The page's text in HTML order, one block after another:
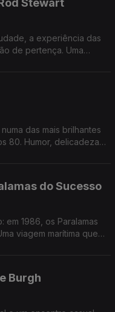
Stewart
a experiência das
de pertença. Uma
das mais brilhantes
80. Humor, delicadeza
do Sucesso
em 1986, os Paralamas
viagem marítima que
Burgh